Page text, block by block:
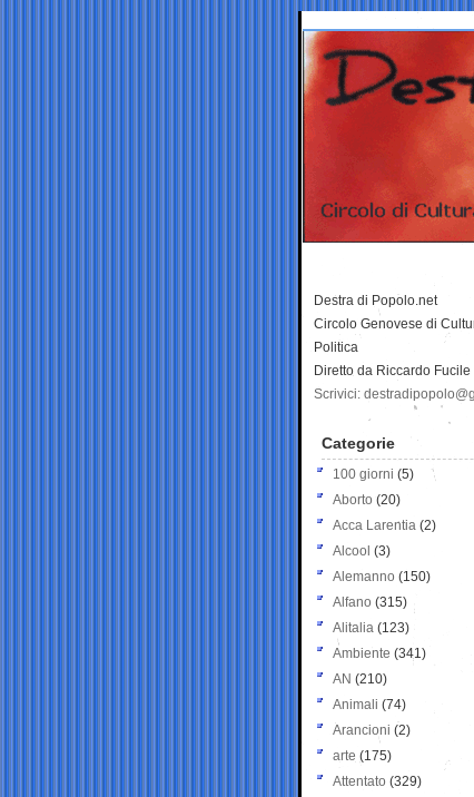
Destra di Popolo.net
Circolo Genovese di
Politica
Diretto da Riccardo Fucile
Scrivici:
Categorie
100 giorni (5)
Aborto (20)
Acca Larentia (2)
Alcool (3)
Alemanno (150)
Alfano (315)
Alitalia (123)
Ambiente (341)
AN (210)
Animali (74)
Arancioni (2)
arte (175)
Attentato (329)